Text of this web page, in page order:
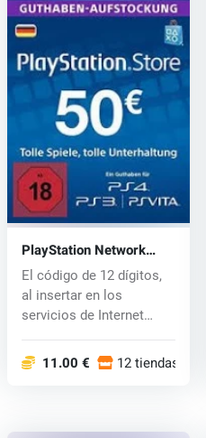
PlayStation Network
Card 50 EUR
El código de 12 dígitos,
al insertar en los
servicios de Internet
11.00 € 12 tiendas